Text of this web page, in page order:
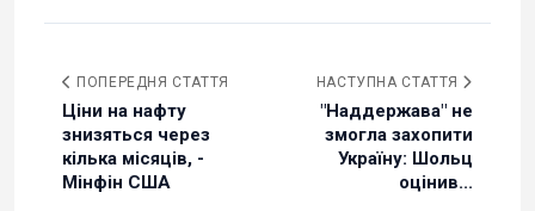
ПОПЕРЕДНЯ СТАТТЯ
Ціни на нафту
знизяться через
кілька місяців, -
Мінфін США
НАСТУПНА СТАТТЯ
"Наддержава" не
змогла захопити
Україну: Шольц
оцінив...